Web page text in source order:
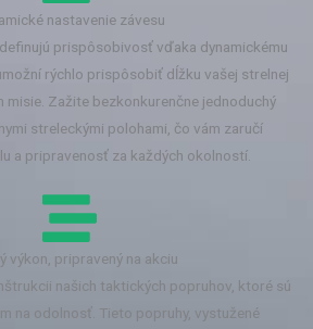
nastavenie závesu
prispôsobivosť vďaka dynamickému
rýchlo prispôsobiť dĺžku vašej strelnej
misie. Zažite bezkonkurenčne jednoduchý
streleckými polohami, čo vám zaručí
a pripravenosť za každých okolností.
výkon, pripravený na akciu
našich taktických popruhov, ktoré sú
na odolnosť. Tieto popruhy, vystužené